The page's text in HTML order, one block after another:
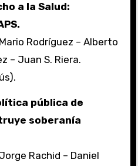
a la Salud:
Rodríguez – Alberto
– Juan S. Riera.
pública de
soberanía
Rachid – Daniel